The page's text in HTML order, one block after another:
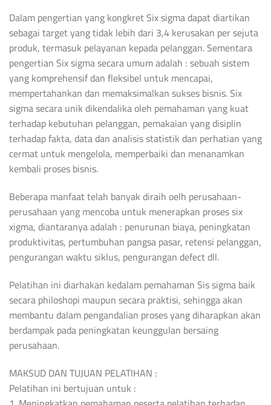
Dalam pengertian yang kongkret Six sigma dapat diartikan
sebagai target yang tidak lebih dari 3,4 kerusakan per sejuta
produk, termasuk pelayanan kepada pelanggan. Sementara
pengertian Six sigma secara umum adalah : sebuah sistem
yang komprehensif dan fleksibel untuk mencapai,
mempertahankan dan memaksimalkan sukses bisnis. Six
sigma secara unik dikendalika oleh pemahaman yang kuat
terhadap kebutuhan pelanggan, pemakaian yang disiplin
terhadap fakta, data dan analisis statistik dan perhatian yang
cermat untuk mengelola, memperbaiki dan menanamkan
kembali proses bisnis.
Beberapa manfaat telah banyak diraih oelh perusahaan-
perusahaan yang mencoba untuk menerapkan proses six
xigma, diantaranya adalah : penurunan biaya, peningkatan
produktivitas, pertumbuhan pangsa pasar, retensi pelanggan,
pengurangan waktu siklus, pengurangan defect dll.
Pelatihan ini diarhakan kedalam pemahaman Sis sigma baik
secara philoshopi maupun secara praktisi, sehingga akan
membantu dalam pengandalian proses yang diharapkan akan
berdampak pada peningkatan keunggulan bersaing
perusahaan.
MAKSUD DAN TUJUAN PELATIHAN :
Pelatihan ini bertujuan untuk :